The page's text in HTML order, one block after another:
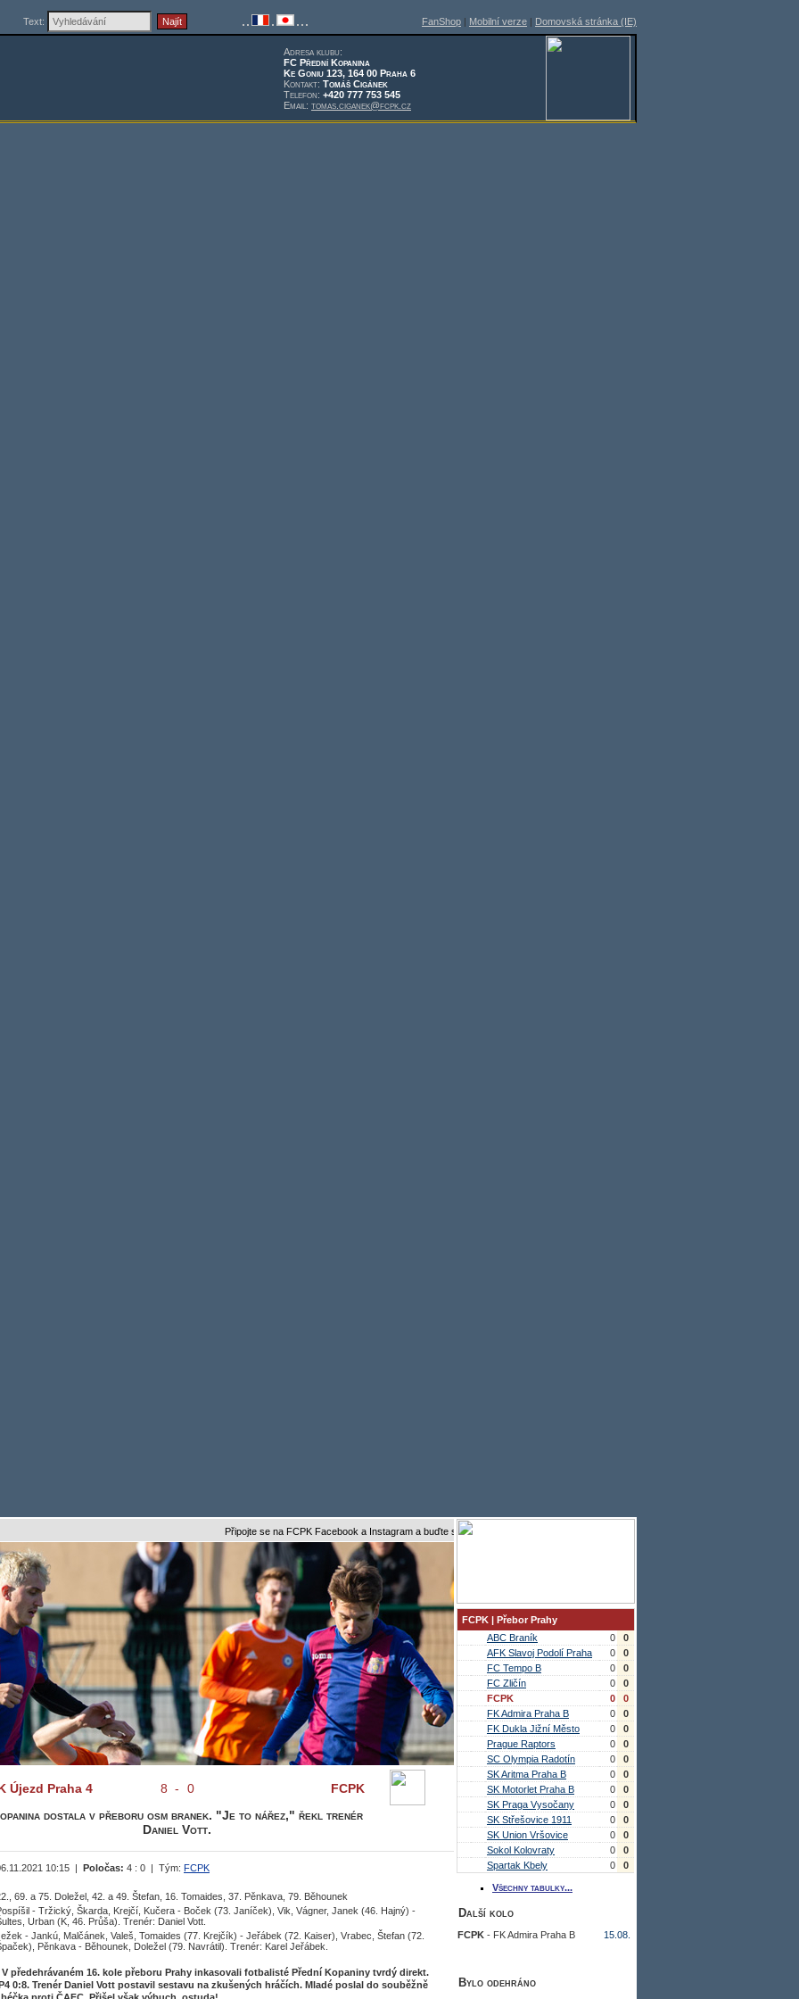
Text: FanShop | Mobilní verze | Domovská stránka (IE)
Adresa klubu:
FC Přední Kopanina
Ke Goniu 123, 164 00 Praha 6
Kontakt: Tomáš Cigánek
Telefon: +420 777 753 545
Email: tomas.ciganek@fcpk.cz
Připojte se na FCPK Facebook a Instagram a buďte s námi online...
Újezd Praha 4 8 - 0
FCPK
dostala v přeboru osm branek. "Je to nářez," řekl trenér
Daniel Vott.
10:15 | Poločas: 4 : 0 | Tým: FCPK
69. a 75. Doležel, 42. a 49. Štefan, 16. Tomaides, 37. Pěnkava, 79. Běhounek
- Tržický, Škarda, Krejčí, Kučera - Boček (73. Janíček), Vik, Vágner, Janek (46. Hajný) -
Urban (K, 46. Průša). Trenér: Daniel Vott.
- Jankú, Malčánek, Valeš, Tomaides (77. Krejčík) - Jeřábek (72. Kaiser), Vrabec, Štefan (72.
Pěnkava - Běhounek, Doležel (79. Navrátil). Trenér: Karel Jeřábek.
předehrávaném 16. kole přeboru Prahy inkasovali fotbalisté Přední Kopaniny tvrdý direkt.
0:8. Trenér Daniel Vott postavil sestavu na zkušených hráčích. Mladé poslal do souběžně
FCPK | Přebor Prahy
ABC Braník
0
0
AFK Slavoj Podolí Praha
0
0
FC Tempo B
0
0
FC Zličín
0
0
FCPK
0
0
FK Admira Praha B
0
0
FK Dukla Jižní Město
0
0
Prague Raptors
0
0
SC Olympia Radotín
0
0
SK Aritma Praha B
0
0
SK Motorlet Praha B
0
0
SK Praga Vysočany
0
0
SK Střešovice 1911
0
0
SK Union Vršovice
0
0
Sokol Kolovraty
0
0
Spartak Kbely
0 0
Všechny tabulky...
Další kolo
FCPK - FK Admira Praha B 15.08.
Bylo odehráno